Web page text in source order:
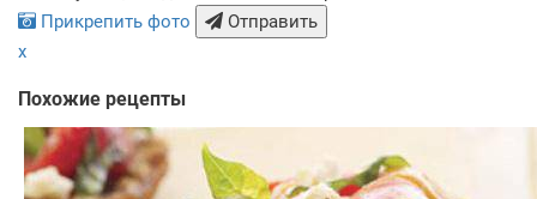
Прикрепить фото
Отправить
x
Похожие рецепты